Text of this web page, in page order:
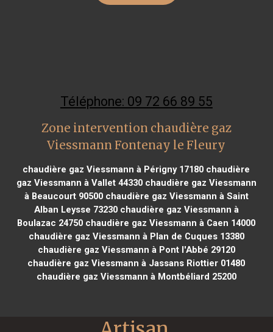
Téléphone: 09 72 66 89 55
Zone intervention chaudière gaz
Viessmann Fontenay le Fleury
chaudière gaz Viessmann à Périgny 17180 chaudière
gaz Viessmann à Vallet 44330chaudière gaz Viessmann
à Beaucourt 90500chaudière gaz Viessmann à Saint
Alban Leysse 73230chaudière gaz Viessmann à
Boulazac 24750 chaudière gaz Viessmann à Caen 14000
chaudière gaz Viessmann à Plan de Cuques 13380
chaudière gaz Viessmann à Pont l'Abbé 29120
chaudière gaz Viessmann à Jassans Riottier 01480
chaudière gaz Viessmann à Montbéliard 25200